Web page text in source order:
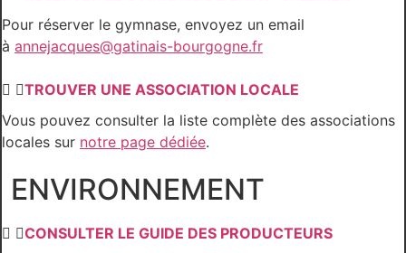
Pour réserver le gymnase, envoyez un email
à annejacques@gatinais-bourgogne.fr
TROUVER UNE ASSOCIATION LOCALE
Vous pouvez consulter la liste complète des associations
locales sur notre page dédiée.
ENVIRONNEMENT
CONSULTER LE GUIDE DES PRODUCTEURS